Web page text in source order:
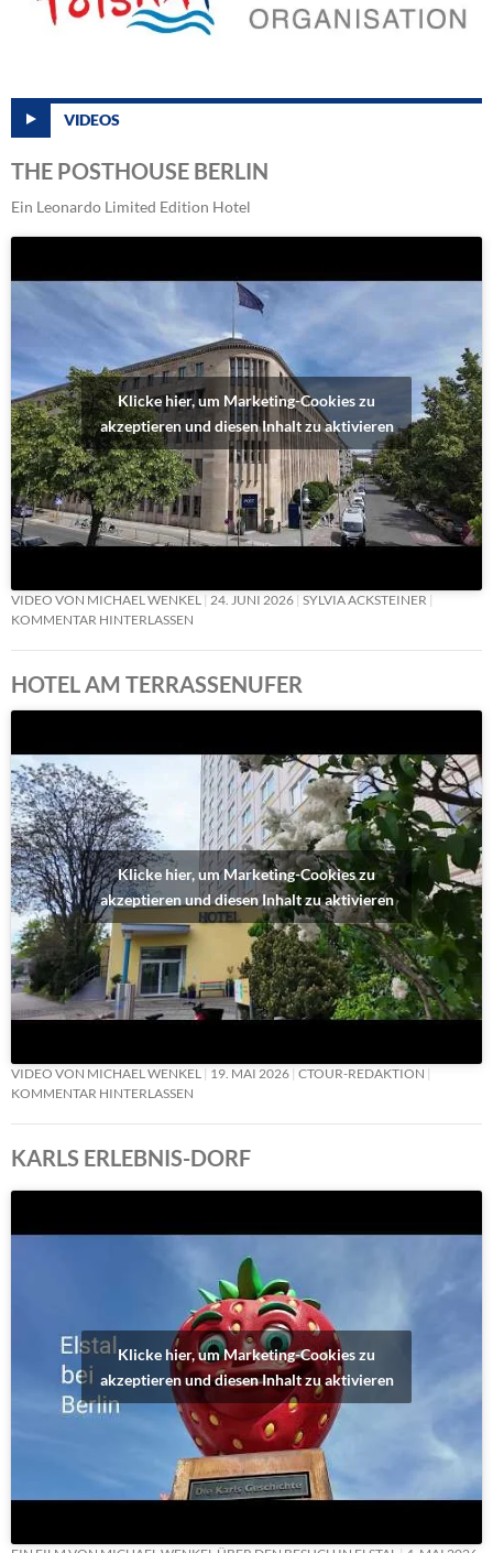
VIDEOS
THE POSTHOUSE BERLIN
Ein Leonardo Limited Edition Hotel
Klicke hier, um Marketing-Cookies zu
akzeptieren und diesen Inhalt zu aktivieren
VIDEO VON MICHAEL WENKEL 24. JUNI 2026 SYLVIA ACKSTEINER
KOMMENTAR HINTERLASSEN
HOTEL AM TERRASSENUFER
Klicke hier, um Marketing-Cookies zu
akzeptieren und diesen Inhalt zu aktivieren
VIDEO VON MICHAEL WENKEL 19. MAI 2026 CTOUR-REDAKTION
KOMMENTAR HINTERLASSEN
KARLS ERLEBNIS-DORF
Klicke hier, um Marketing-Cookies zu
akzeptieren und diesen Inhalt zu aktivieren